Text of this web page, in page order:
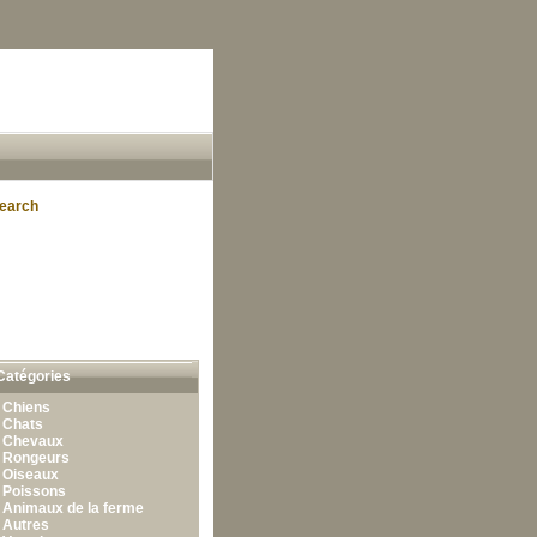
Chiens
Chats
Chevaux
Rongeurs
Oiseaux
Poissons
Animaux de la ferme
Autres